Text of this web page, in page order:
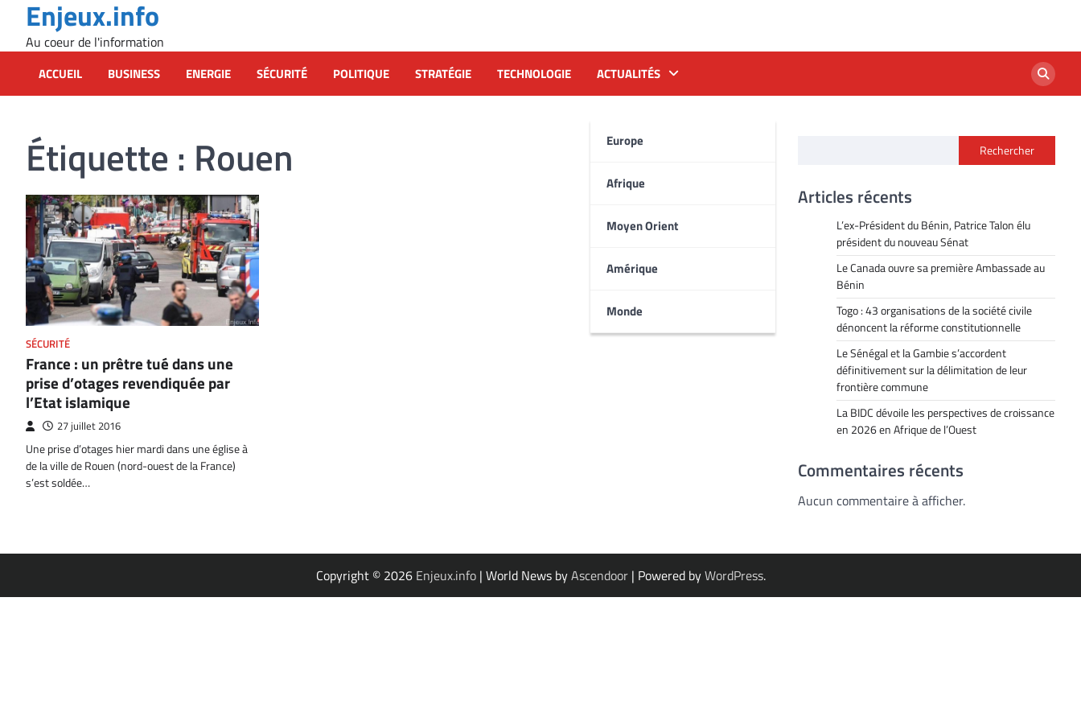
content
Enjeux.info
Au coeur de l'information
ACCUEIL BUSINESS ENERGIE SÉCURITÉ POLITIQUE STRATÉGIE TECHNOLOGIE ACTUALITÉS
Europe
Afrique
Moyen Orient
Amérique
Monde
Étiquette : Rouen
SÉCURITÉ
France : un prêtre tué dans une
prise d’otages revendiquée par
l’Etat islamique
27 juillet 2016
Une prise d’otages hier mardi dans une église à
de la ville de Rouen (nord-ouest de la France)
s’est soldée…
Rechercher
Articles récents
L’ex-Président du Bénin, Patrice Talon élu
président du nouveau Sénat
Le Canada ouvre sa première Ambassade au
Bénin
Togo : 43 organisations de la société civile
dénoncent la réforme constitutionnelle
Le Sénégal et la Gambie s’accordent
définitivement sur la délimitation de leur
frontière commune
La BIDC dévoile les perspectives de croissance
en 2026 en Afrique de l’Ouest
Commentaires récents
Aucun commentaire à afficher.
Copyright © 2026 Enjeux.info| World News byAscendoor| Powered byWordPress.